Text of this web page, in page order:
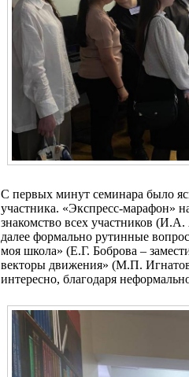
С первых минут семинара было
участника. «Экспресс-марафон»
знакомство всех участников
далее формально рутинные
моя школа» (Е.Г. Боброва –
векторы движения» (М.П.
интересно, благодаря